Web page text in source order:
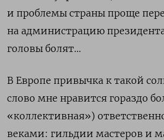
и проблемы страны проще
на администрацию
головы болят…
В Европе привычка к такой
слово мне нравится гораздо
«коллективная»)
веками: гильдии мастеров и